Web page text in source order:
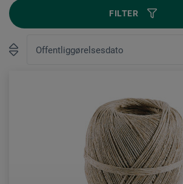
FILTER